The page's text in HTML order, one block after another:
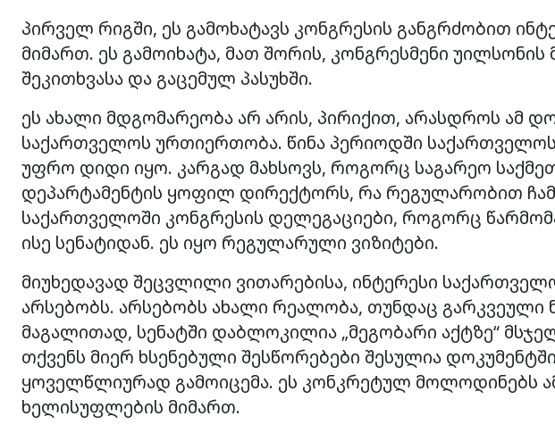
პირველ რიგში, ეს გამოხატავს კონგრესის განგრძობით
მიმართ. ეს გამოიხატა, მათ შორის, კონგრესმენი
შეკითხვასა და გაცემულ პასუხში.
ეს ახალი მდგომარეობა არ არის, პირიქით, არასდროს ამ
საქართველოს ურთიერთობა. წინა პერიოდში
უფრო დიდი იყო. კარგად მახსოვს, როგორც საგარეო
დეპარტამენტის ყოფილ დირექტორს, რა რეგულარობით
საქართველოში კონგრესის დელეგაციები, როგორც
ისე სენატიდან. ეს იყო რეგულარული ვიზიტები.
მიუხედავად შეცვლილი ვითარებისა, ინტერესი
არსებობს. არსებობს ახალი რეალობა, თუნდაც გარკვეული
მაგალითად, სენატში დაბლოკილია „მეგობარი აქტზე“
თქვენს მიერ ხსენებული შესწორებები შესულია
ყოველწლიურად გამოიცემა. ეს კონკრეტულ მოლოდინებს
ხელისუფლების მიმართ.